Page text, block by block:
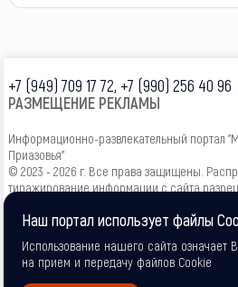
+7 (949) 709 17 72, +7 (990) 256 40 96
РАЗМЕЩЕНИЕ РЕКЛАМЫ
Информационно-развлекательный портал
Приазовья"
© 2023 - 2026 г. Все права защищены.
тиражирование информации с сайта
16+
Наш портал использует файлы
Использование нашего сайта означает
на прием и передачу файлов Cookie